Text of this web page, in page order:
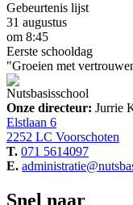
Gebeurtenis lijst
31 augustus
om 8:45
Eerste schooldag
"Groeien met
Nutsbasisschool
Onze directeur: Jurrie
Elstlaan 6
2252 LC Voorschoten
T. 071 5614097
E.
Snel naar